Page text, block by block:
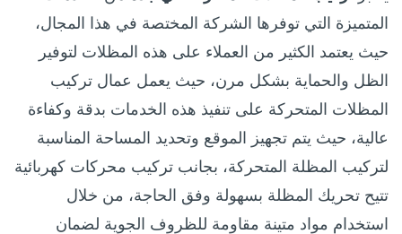
المتميزة التي توفرها الشركة المختصة في هذا المجال،
حيث يعتمد الكثير من العملاء على هذه المظلات لتوفير
الظل والحماية بشكل مرن، حيث يعمل عمال تركيب
المظلات المتحركة على تنفيذ هذه الخدمات بدقة وكفاءة
عالية، حيث يتم تجهيز الموقع وتحديد المساحة المناسبة
لتركيب المظلة المتحركة، بجانب تركيب محركات كهربائية
تتيح تحريك المظلة بسهولة وفق الحاجة، من خلال
استخدام مواد متينة مقاومة للظروف الجوية لضمان